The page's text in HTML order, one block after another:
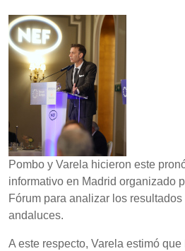
Pombo y Varela hicieron este
informativo en Madrid organizado
Fórum para analizar los
andaluces.
A este respecto, Varela estimó que